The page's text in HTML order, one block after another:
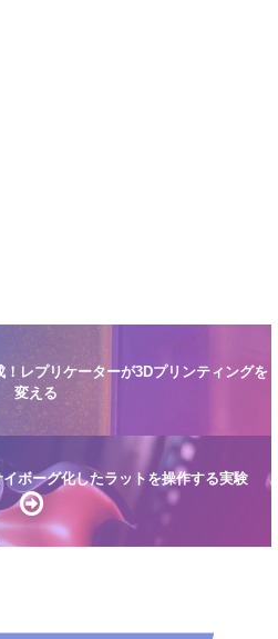
レプリケーターが3Dプリンティングを
変える
ボーグ化したラットを操作する実験